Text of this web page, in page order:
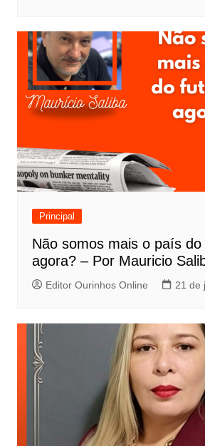
Principal
Não somos mais o país
agora? – Por Mauricio
Editor Ourinhos Online 21 de